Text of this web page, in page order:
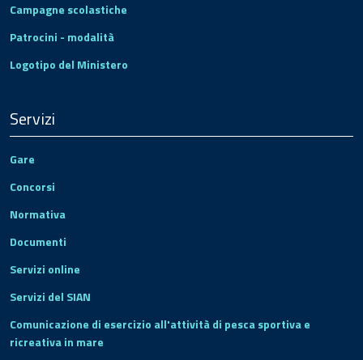
Campagne scolastiche
Patrocini - modalità
Logotipo del Ministero
Servizi
Gare
Concorsi
Normativa
Documenti
Servizi online
Servizi del SIAN
Comunicazione di esercizio all'attività di pesca sportiva e
ricreativa in mare